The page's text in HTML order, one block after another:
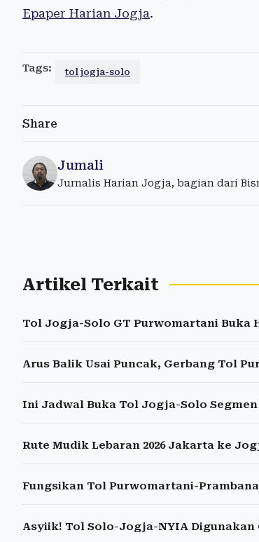
Epaper Harian Jogja.
Tags: tol jogja-solo
Share
Jumali
Jurnalis Harian Jogja, bagian dari
Artikel Terkait
Tol Jogja-Solo GT Purwomartani Buka
Arus Balik Usai Puncak, Gerbang Tol
Ini Jadwal Buka Tol Jogja-Solo
Rute Mudik Lebaran 2026 Jakarta ke
Fungsikan Tol Purwomartani-
Asyiik! Tol Solo-Jogja-NYIA Digunakan